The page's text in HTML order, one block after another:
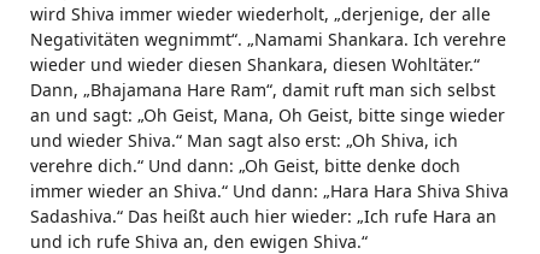
wird Shiva immer wieder wiederholt, „derjenige, der alle
Negativitäten wegnimmt“. „Namami Shankara. Ich verehre
wieder und wieder diesen Shankara, diesen Wohltäter.“
Dann, „Bhajamana Hare Ram“, damit ruft man sich selbst
an und sagt: „Oh Geist, Mana, Oh Geist, bitte singe wieder
und wieder Shiva.“ Man sagt also erst: „Oh Shiva, ich
verehre dich.“ Und dann: „Oh Geist, bitte denke doch
immer wieder an Shiva.“ Und dann: „Hara Hara Shiva Shiva
Sadashiva.“ Das heißt auch hier wieder: „Ich rufe Hara an
und ich rufe Shiva an, den ewigen Shiva.“